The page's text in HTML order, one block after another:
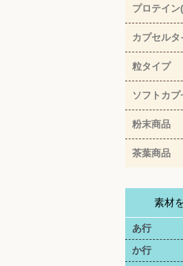
プロテイ
カプセルタ
粒タイプ
ソフトカプ
粉末商品
茶葉商品
素材
あ行
か行